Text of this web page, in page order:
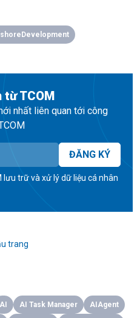
TCOM
nhất liên quan tới công
ĐĂNG KÝ
lưu trữ và xử lý dữ liệu cá nhân
trang
AI AI Task Manager AIAgent